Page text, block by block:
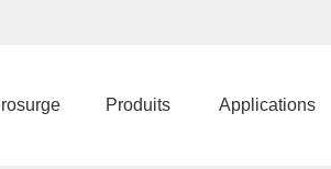
Produits Applications